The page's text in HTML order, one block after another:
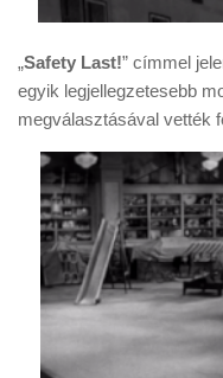
„Safety Last!” címmel
egyik legjellegzetesebb
megválasztásával vették